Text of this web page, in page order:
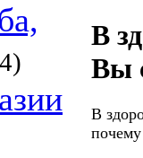
В
Вы
В